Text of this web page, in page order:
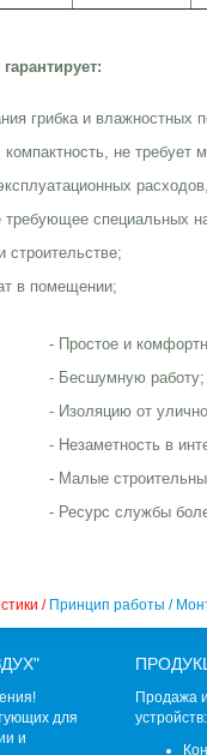
грибка и влажностных
не требует
специальных
строительстве;
в помещении;
- Простое и
- Бесшумную работу;
- Изоляцию от
- Незаметность в
- Малые
- Ресурс службы
/ Принцип работы /
для
и
Продажа
устройств: